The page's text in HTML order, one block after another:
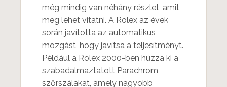
még mindig van néhány részlet, amit
meg lehet vitatni. A Rolex az évek
során javította az automatikus
mozgást, hogy javítsa a teljesítményt.
Például a Rolex 2000-ben húzza ki a
szabadalmaztatott Parachrom
szőrszálakat, amely nagyobb